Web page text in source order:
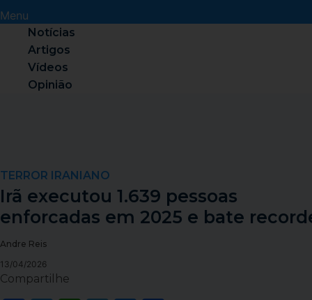
Menu
Notícias
Artigos
Vídeos
Opinião
TERROR IRANIANO
Irã executou 1.639 pessoas
enforcadas em 2025 e bate
Andre Reis
13/04/2026
Compartilhe